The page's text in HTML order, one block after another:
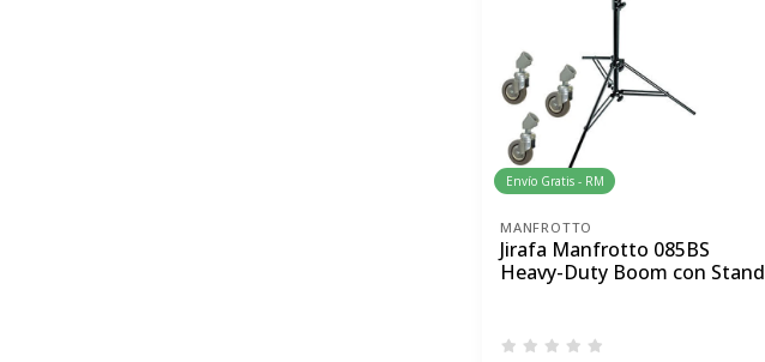
Envío Gratis - RM
MANFROTTO
Jirafa Manfrotto 085BS
Heavy-Duty Boom con Stand